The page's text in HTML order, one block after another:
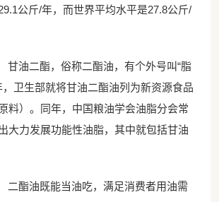
公斤/年，而世界平均水平是27.8公斤/
甘油二酯，俗称二酯油，有个外号叫“脂
，卫生部就将甘油二酯油列为新资源食品
料）。同年，中国粮油学会油脂分会常
大力发展功能性油脂，其中就包括甘油
二酯油既能当油吃，满足消费者用油需